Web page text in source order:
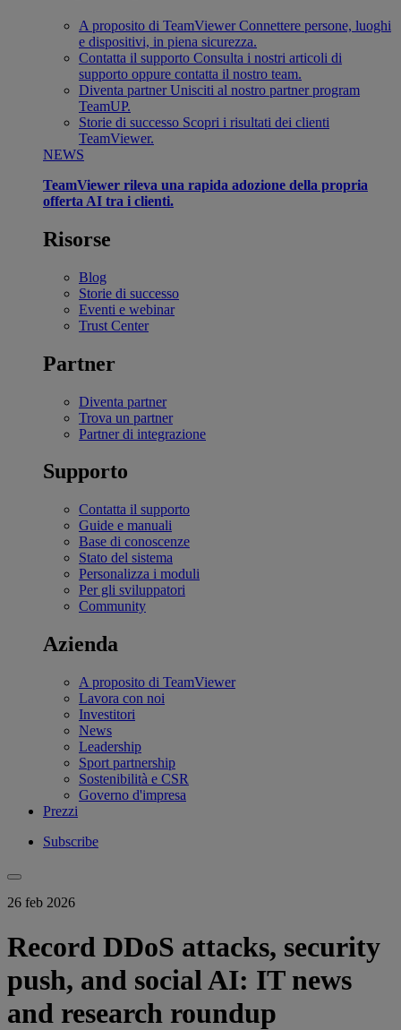
A proposito di TeamViewer Connettere persone, luoghi
e dispositivi, in piena sicurezza.
Contatta il supporto Consulta i nostri articoli di
supporto oppure contatta il nostro team.
Diventa partner Unisciti al nostro partner program
TeamUP.
Storie di successo Scopri i risultati dei clienti
TeamViewer.
NEWS
TeamViewer rileva una rapida adozione della propria
offerta AI tra i clienti.
Risorse
Blog
Storie di successo
Eventi e webinar
Trust Center
Partner
Diventa partner
Trova un partner
Partner di integrazione
Supporto
Contatta il supporto
Guide e manuali
Base di conoscenze
Stato del sistema
Personalizza i moduli
Per gli sviluppatori
Community
Azienda
A proposito di TeamViewer
Lavora con noi
Investitori
News
Leadership
Sport partnership
Sostenibilità e CSR
Governo d'impresa
Prezzi
Subscribe
26 feb 2026
Record DDoS attacks, security
push, and social AI: IT news
and research roundup